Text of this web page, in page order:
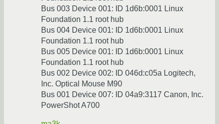
Bus 003 Device 001: ID 1d6b:0001 Linux
Foundation 1.1 root hub
Bus 004 Device 001: ID 1d6b:0001 Linux
Foundation 1.1 root hub
Bus 005 Device 001: ID 1d6b:0001 Linux
Foundation 1.1 root hub
Bus 002 Device 002: ID 046d:c05a Logitech,
Inc. Optical Mouse M90
Bus 001 Device 007: ID 04a9:3117 Canon, Inc.
PowerShot A700